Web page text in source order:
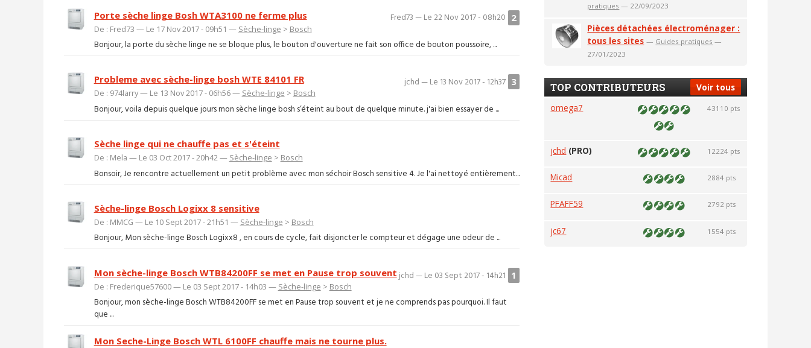
2
Fred73 — Le 22 Nov 2017 - 08h20
Porte sèche linge Bosh WTA3100 ne ferme plus
De : Fred73 — Le 17 Nov 2017 - 09h51 — Sèche-linge > Bosch
Bonjour, la porte du sèche linge ne se bloque plus, le bouton d'ouverture ne fait son office de bouton poussoire, ...
3
jchd — Le 13 Nov 2017 - 12h37
Probleme avec sèche-linge bosh WTE 84101 FR
De : 974larry — Le 13 Nov 2017 - 06h56 — Sèche-linge > Bosch
Bonjour, voila depuis quelque jours mon sèche linge bosh s’éteint au bout de quelque minute. j'ai bien essayer de ...
Sèche linge qui ne chauffe pas et s'éteint
De : Mela — Le 03 Oct 2017 - 20h42 — Sèche-linge > Bosch
Bonsoir, Je rencontre actuellement un petit problème avec mon séchoir Bosch sensitive 4. Je l'ai nettoyé entièrement...
Sèche-linge Bosch Logixx 8 sensitive
De : MMCG — Le 10 Sept 2017 - 21h51 — Sèche-linge > Bosch
Bonjour, Mon sèche-linge Bosch Logixx8 , en cours de cycle, fait disjoncter le compteur et dégage une odeur de ...
1
jchd — Le 03 Sept 2017 - 14h21
Mon sèche-linge Bosch WTB84200FF se met en Pause trop souvent
De : Frederique57600 — Le 03 Sept 2017 - 14h03 — Sèche-linge > Bosch
Bonjour, mon sèche-linge Bosch WTB84200FF se met en Pause trop souvent et je ne comprends pas pourquoi. Il faut
que ...
Mon Seche-Linge Bosch WTL 6100FF chauffe mais ne tourne plus.
pratiques — 22/09/2023
Pièces détachées électroménager :
tous les sites — Guides pratiques —
27/01/2023
Voir tous
TOP CONTRIBUTEURS
omega7 43110 pts
jchd (PRO) 12224 pts
Micad 2884 pts
PFAFF59 2792 pts
jc67 1554 pts